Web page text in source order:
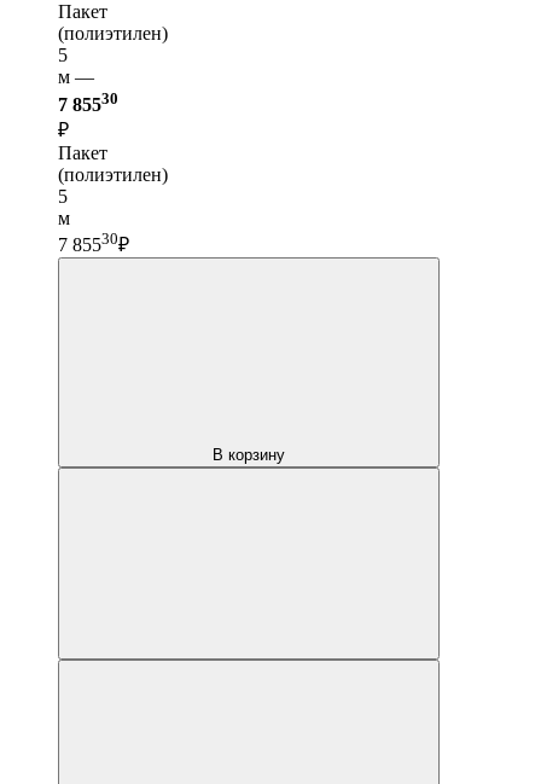
Пакет
(полиэтилен)
5
м —
7 85530
₽
Пакет
(полиэтилен)
5
м
7 85530₽
В корзину